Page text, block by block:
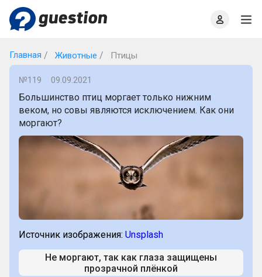
Главная Животные Птицы
№119 09.09.2021
Большинство птиц моргает только нижним
веком, но совы являются исключением. Как они
моргают?
Источник изображения: Unsplash
Не моргают, так как глаза защищены
прозрачной плёнкой